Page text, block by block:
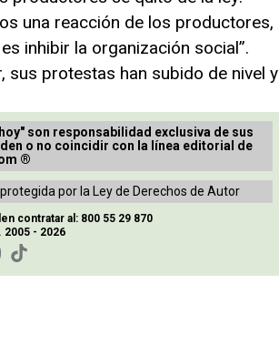
una reacción de los productores,
inhibir la organización social”.
sus protestas han subido de nivel y
son responsabilidad exclusiva de sus
o no coincidir con la línea editorial de
®
por la Ley de Derechos de Autor
contratar al: 800 55 29 870
2005 - 2026